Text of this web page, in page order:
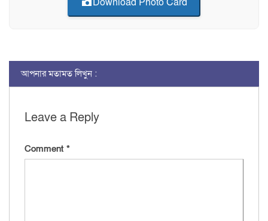
Download Photo Card
আপনার মতামত লিখুন :
Leave a Reply
Comment *